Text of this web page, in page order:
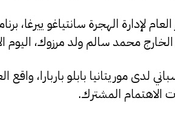
لإدارة الهجرة سانتياغو ييرغا،
الخارج محمد سالم ولد مرزوك، اليوم
لدى موريتانيا بابلو باربارا، واقع
الاهتمام المشترك.